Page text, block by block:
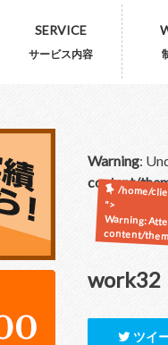
SERVICE
サービス内容
Warning:
content/
/home/
">
Warning:
content/
work32
ツイ